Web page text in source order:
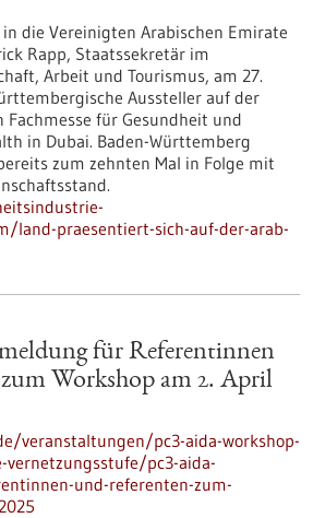
die Vereinigten Arabischen Emirate
Rapp, Staatssekretär im
Arbeit und Tourismus, am 27.
Aussteller auf der
für Gesundheit und
in Dubai. Baden-Württemberg
zum zehnten Mal in Folge mit
land-praesentiert-sich-auf-der-arab-
für Referentinnen
Workshop am 2. April
veranstaltungen/pc3-aida-workshop-
vernetzungsstufe/pc3-aida-
und-referenten-zum-